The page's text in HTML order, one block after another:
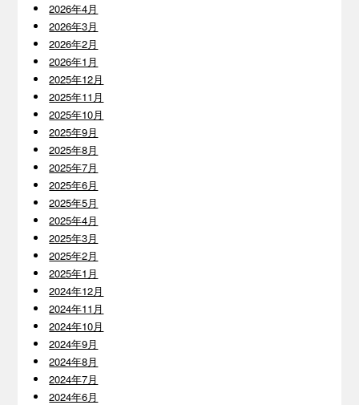
2026年4月
2026年3月
2026年2月
2026年1月
2025年12月
2025年11月
2025年10月
2025年9月
2025年8月
2025年7月
2025年6月
2025年5月
2025年4月
2025年3月
2025年2月
2025年1月
2024年12月
2024年11月
2024年10月
2024年9月
2024年8月
2024年7月
2024年6月